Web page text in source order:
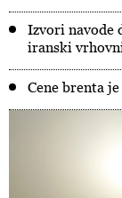
Izvori navode
iranski
Cene brenta